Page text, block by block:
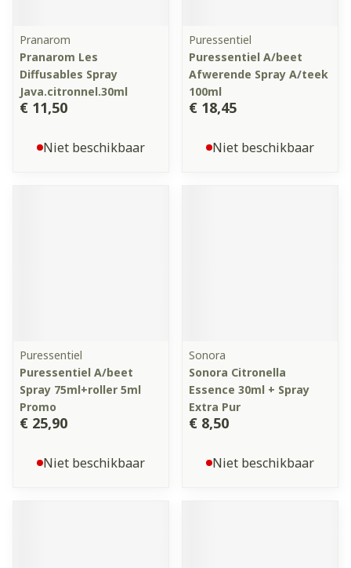
Pranarom
Pranarom Les
Diffusables Spray
Java.citronnel.30ml
€ 11,50
Niet beschikbaar
Puressentiel
Puressentiel A/beet
Afwerende Spray A/teek
100ml
€ 18,45
Niet beschikbaar
Puressentiel
Puressentiel A/beet
Spray 75ml+roller 5ml
Promo
€ 25,90
Niet beschikbaar
Sonora
Sonora Citronella
Essence 30ml + Spray
Extra Pur
€ 8,50
Niet beschikbaar